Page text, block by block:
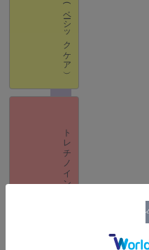
(ベーシックケア）
トレチノイン